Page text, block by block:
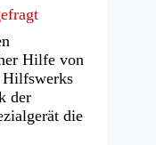
Hilfe von
Hilfswerks
der
die